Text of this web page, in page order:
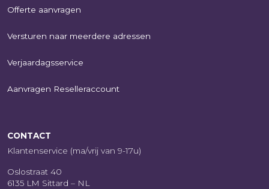
Offerte aanvragen
Versturen naar meerdere adressen
Verjaardagsservice
Aanvragen Reselleraccount
CONTACT
Klantenservice (ma/vrij van 9-17u)
Oslostraat 40
6135 LM Sittard – NL